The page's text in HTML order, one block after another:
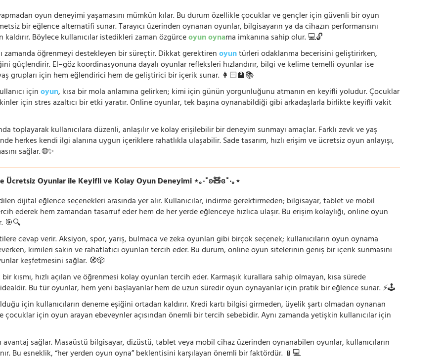
oyun deneyimi yaşamasını mümkün kılar. Bu durum özellikle çocuklar ve gençler için güvenli bir oyun
bir eğlence alternatifi sunar. Tarayıcı üzerinden oynanan oyunlar, bilgisayarın ya da cihazın performansını
kaldırır. Böylece kullanıcılar istedikleri zaman özgürceoyun oynama imkanına sahip olur. 💻🔓
zamanda öğrenmeyi destekleyen bir süreçtir. Dikkat gerektirenoyuntürleri odaklanma becerisini geliştirirken,
güçlendirir. El–göz koordinasyonuna dayalı oyunlar refleksleri hızlandırır, bilgi ve kelime temelli oyunlar ise
grupları için hem eğlendirici hem de geliştirici bir içerik sunar. 👩🏻‍🏫📚
içinoyun, kısa bir mola anlamına gelirken; kimi için günün yorgunluğunu atmanın en keyifli yoludur. Çocuklar
için stres azaltıcı bir etki yaratır. Online oyunlar, tek başına oynanabildiği gibi arkadaşlarla birlikte keyifli vakit
toplayarak kullanıcılara düzenli, anlaşılır ve kolay erişilebilir bir deneyim sunmayı amaçlar. Farklı zevk ve yaş
herkes kendi ilgi alanına uygun içeriklere rahatlıkla ulaşabilir. Sade tasarım, hızlı erişim ve ücretsiz oyun anlayışı,
sağlar. 🌐✨
Ücretsiz Oyunlar ile Keyifli ve Kolay Oyun Deneyimi ⋆｡‧˚ʚ🧸ɞ˚‧｡⋆
dijital eğlence seçenekleri arasında yer alır. Kullanıcılar, indirme gerektirmeden; bilgisayar, tablet ve mobil
ederek hem zamandan tasarruf eder hem de her yerde eğlenceye hızlıca ulaşır. Bu erişim kolaylığı, online oyun
🎯🔍
cevap verir. Aksiyon, spor, yarış, bulmaca ve zeka oyunları gibi birçok seçenek; kullanıcıların oyun oynama
kimileri sakin ve rahatlatıcı oyunları tercih eder. Bu durum, online oyun sitelerinin geniş bir içerik sunmasını
keşfetmesini sağlar. 🧭🎲
kısmı, hızlı açılan ve öğrenmesi kolay oyunları tercih eder. Karmaşık kurallara sahip olmayan, kısa sürede
Bu tür oyunlar, hem yeni başlayanlar hem de uzun süredir oyun oynayanlar için pratik bir eğlence sunar. ⚡🕹️
için kullanıcıların deneme eşiğini ortadan kaldırır. Kredi kartı bilgisi girmeden, üyelik şartı olmadan oynanan
için oyun arayan ebeveynler açısından önemli bir tercih sebebidir. Aynı zamanda yetişkin kullanıcılar için
avantaj sağlar. Masaüstü bilgisayar, dizüstü, tablet veya mobil cihaz üzerinden oynanabilen oyunlar, kullanıcıların
Bu esneklik, “her yerden oyun oyna” beklentisini karşılayan önemli bir faktördür. 📱💻